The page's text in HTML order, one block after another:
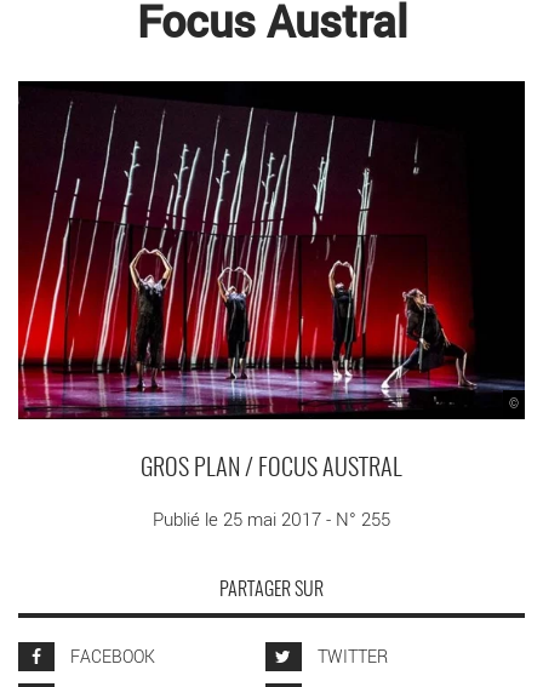
Focus Austral
©
GROS PLAN / FOCUS AUSTRAL
Publié le 25 mai 2017 - N° 255
PARTAGER SUR
FACEBOOK
TWITTER